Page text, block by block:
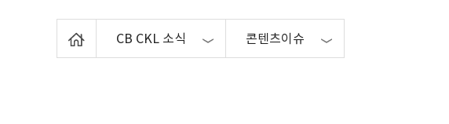
CB CKL 소식 콘텐츠이슈